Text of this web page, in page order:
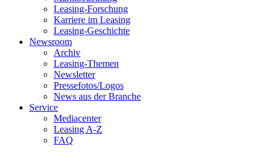
Leasing-Forschung
Karriere im Leasing
Leasing-Geschichte
Newsroom
Archiv
Leasing-Themen
Newsletter
Pressefotos/Logos
News aus der Branche
Service
Mediacenter
Leasing A-Z
FAQ